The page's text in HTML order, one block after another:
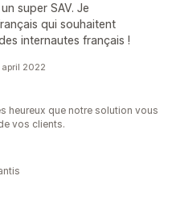
super SAV. Je
qui souhaitent
internautes français !
2022
heureux que notre solution vous
vos clients.